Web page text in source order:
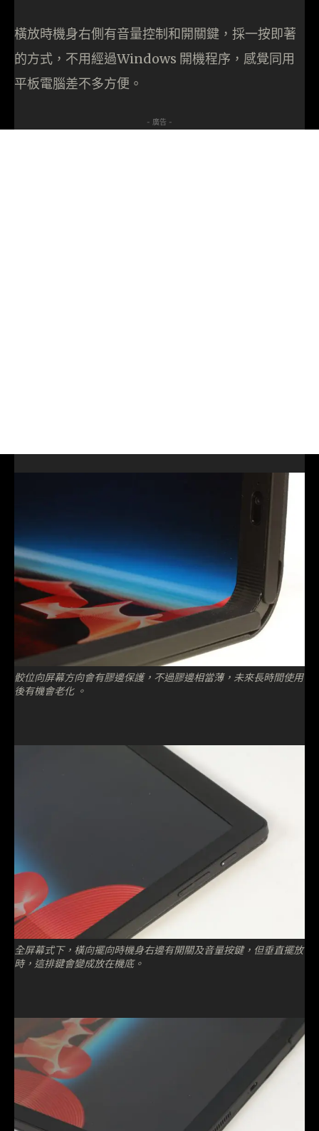
橫放時機身右側有音量控制和開關鍵，採一按即著
的方式，不用經過Windows 開機程序，感覺同用
平板電腦差不多方便。
- 廣告 -
骹位向屏幕方向會有膠邊保護，不過膠邊相當薄，未來長時間使用
後有機會老化 。
全屏幕式下，橫向擺向時機身右邊有開關及音量按鍵，但垂直擺放
時，這排鍵會變成放在機底。